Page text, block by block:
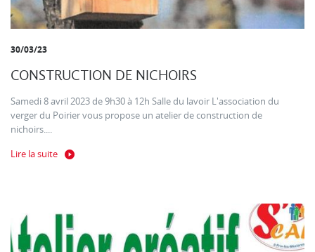
30/03/23
CONSTRUCTION DE NICHOIRS
Samedi 8 avril 2023 de 9h30 à 12h Salle du lavoir L'association du
verger du Poirier vous propose un atelier de construction de
nichoirs....
Lire la suite